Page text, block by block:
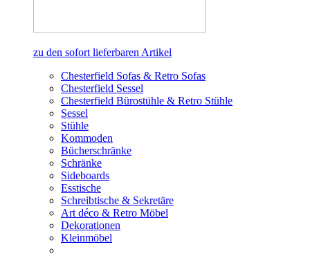
zu den sofort lieferbaren Artikel
Chesterfield Sofas & Retro Sofas
Chesterfield Sessel
Chesterfield Bürostühle & Retro Stühle
Sessel
Stühle
Kommoden
Bücherschränke
Schränke
Sideboards
Esstische
Schreibtische & Sekretäre
Art déco & Retro Möbel
Dekorationen
Kleinmöbel